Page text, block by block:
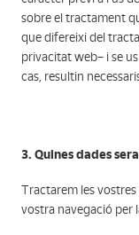
sobre el tractament
que difereixi del
privacitat web– i se
cas, resultin
3. Quines dades
Tractarem les vostres
vostra navegació per